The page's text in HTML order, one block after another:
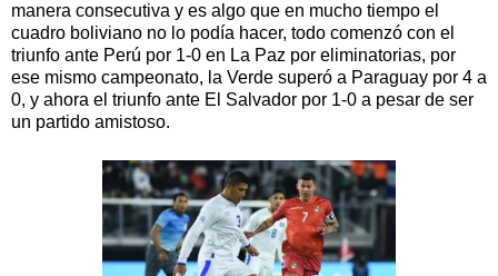
manera consecutiva y es algo que en mucho tiempo el
cuadro boliviano no lo podía hacer, todo comenzó con el
triunfo ante Perú por 1-0 en La Paz por eliminatorias, por
ese mismo campeonato, la Verde superó a Paraguay por 4 a
0, y ahora el triunfo ante El Salvador por 1-0 a pesar de ser
un partido amistoso.